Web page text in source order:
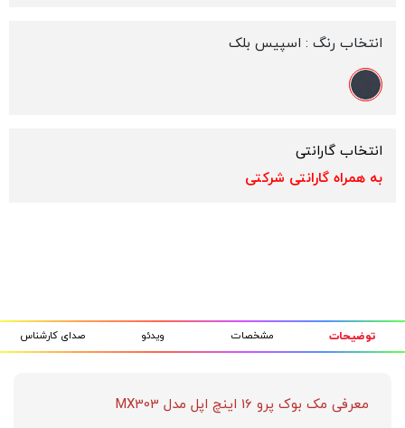
انتخاب رنگ : اسپیس بلک
انتخاب گارانتی
به همراه گارانتی شرکتی
توضیحات مشخصات ویدئو صدای کارشناس
معرفی مک بوک پرو 16 اینچ اپل مدل MX303